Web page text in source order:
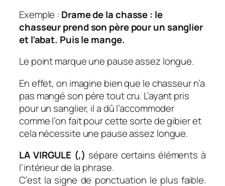
Exemple : Drame de la chasse : le
chasseur prend son père pour un sanglier
et l’abat. Puis le mange.
Le point marque une pause assez longue.
En effet, on imagine bien que le chasseur n’a
pas mangé son père tout cru. L’ayant pris
pour un sanglier, il a dû l’accommoder
comme l’on fait pour cette sorte de gibier et
cela nécessite une pause assez longue.
LA VIRGULE (,) sépare certains éléments à
l’intérieur de la phrase.
C’est la signe de ponctuation le plus faible.